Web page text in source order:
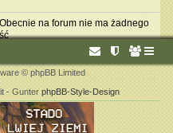
na forum nie ma żadnego
© phpBB Limited
- GunterphpBB-Style-Design